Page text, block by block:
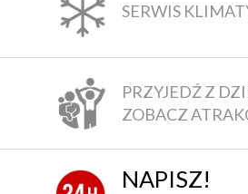
SERWIS
PRZYJEDŹ Z
ZOBACZ
NAPISZ!